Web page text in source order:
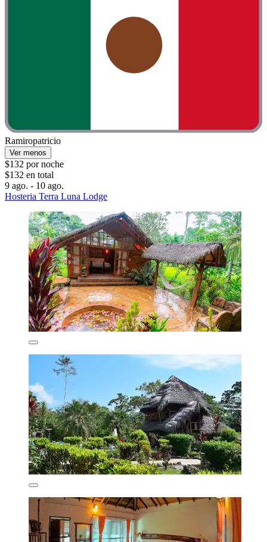
Ramiropatricio
Ver menos
$132 por noche
$132 en total
9 ago. - 10 ago.
Hosteria Terra Luna Lodge